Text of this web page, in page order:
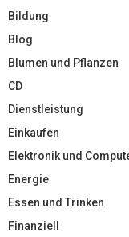
Bildung
Blog
Blumen und Pflanzen
CD
Dienstleistung
Einkaufen
Elektronik und
Energie
Essen und Trinken
Finanziell